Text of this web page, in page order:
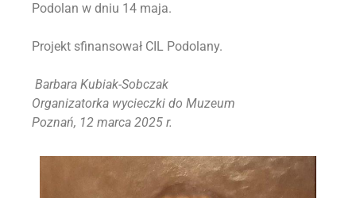
Podolan w dniu 14 maja.
Projekt sfinansował CIL Podolany.
Barbara Kubiak-Sobczak
Organizatorka wycieczki do Muzeum
Poznań, 12 marca 2025 r.